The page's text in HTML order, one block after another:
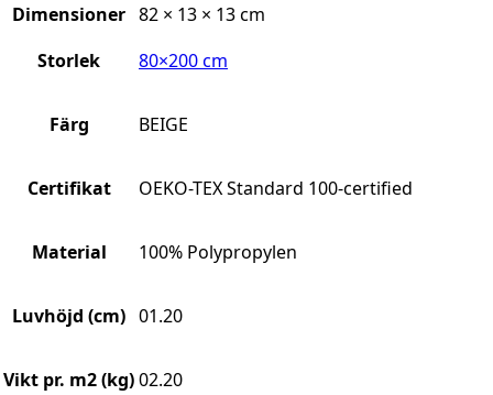
Dimensioner 82 × 13 × 13 cm
Storlek
80×200 cm
Färg BEIGE
Certifikat OEKO-TEX Standard 100-certified
Material 100% Polypropylen
Luvhöjd (cm) 01.20
Vikt pr. m2 (kg)02.20